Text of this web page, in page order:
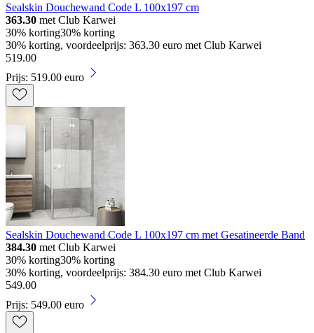
Sealskin Douchewand Code L 100x197 cm
363.30 met Club Karwei
30% korting30% korting
30% korting, voordeelprijs: 363.30 euro met Club Karwei
519.00
Prijs: 519.00 euro
Sealskin Douchewand Code L 100x197 cm met Gesatineerde Band
384.30 met Club Karwei
30% korting30% korting
30% korting, voordeelprijs: 384.30 euro met Club Karwei
549.00
Prijs: 549.00 euro